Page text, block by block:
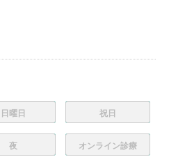
日曜日 祝日
夜 オンライン診療